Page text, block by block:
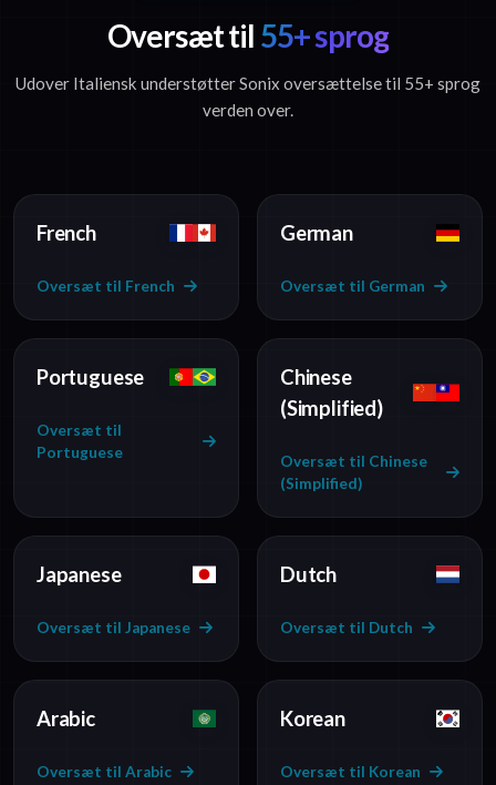
Oversæt til 55+ sprog
Udover Italiensk understøtter Sonix oversættelse til 55+ sprog
verden over.
French
Oversæt til French
German
Oversæt til German
Portuguese
Oversæt til
Portuguese
Chinese
(Simplified)
Oversæt til Chinese
(Simplified)
Japanese
Oversæt til Japanese
Dutch
Oversæt til Dutch
Arabic
Oversæt til Arabic
Korean
Oversæt til Korean